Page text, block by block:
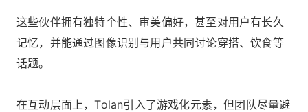
这些伙伴拥有独特个性、审美偏好，甚至对用户有长久
记忆，并能通过图像识别与用户共同讨论穿搭、饮食等
话题。
在互动层面上，Tolan引入了游戏化元素，但团队尽量避